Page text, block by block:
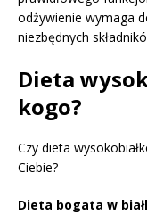
odżywienie wymaga
niezbędnych
Dieta
kogo?
Czy dieta
Ciebie?
Dieta bogata w